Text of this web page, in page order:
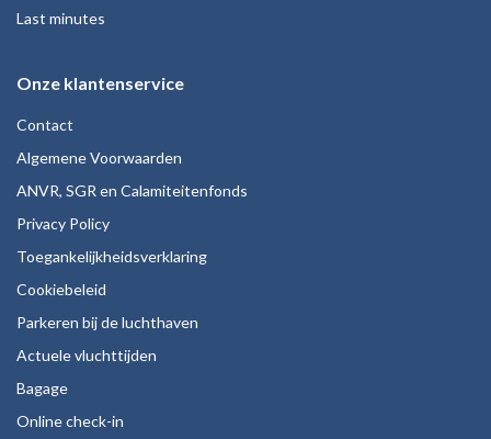
Last minutes
Onze klantenservice
Contact
Algemene Voorwaarden
ANVR, SGR en Calamiteitenfonds
Privacy Policy
Toegankelijkheidsverklaring
Cookiebeleid
Parkeren bij de luchthaven
Actuele vluchttijden
Bagage
Online check-in